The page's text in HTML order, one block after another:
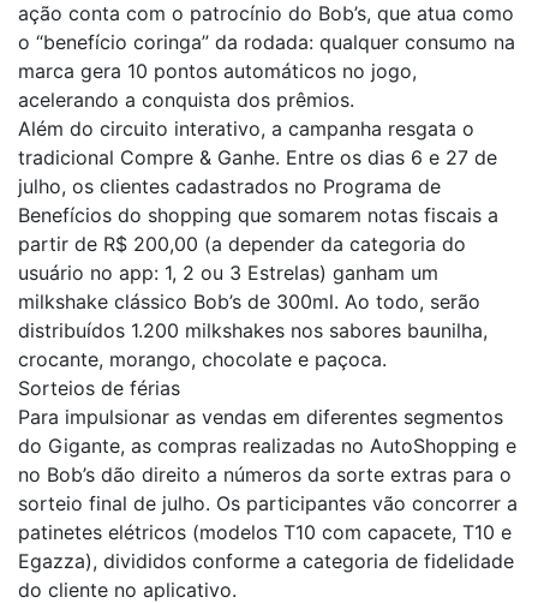
ação conta com o patrocínio do Bob’s, que atua como
o “benefício coringa” da rodada: qualquer consumo na
marca gera 10 pontos automáticos no jogo,
acelerando a conquista dos prêmios.
Além do circuito interativo, a campanha resgata o
tradicional Compre & Ganhe. Entre os dias 6 e 27 de
julho, os clientes cadastrados no Programa de
Benefícios do shopping que somarem notas fiscais a
partir de R$ 200,00 (a depender da categoria do
usuário no app: 1, 2 ou 3 Estrelas) ganham um
milkshake clássico Bob’s de 300ml. Ao todo, serão
distribuídos 1.200 milkshakes nos sabores baunilha,
crocante, morango, chocolate e paçoca.
Sorteios de férias
Para impulsionar as vendas em diferentes segmentos
do Gigante, as compras realizadas no AutoShopping e
no Bob’s dão direito a números da sorte extras para o
sorteio final de julho. Os participantes vão concorrer a
patinetes elétricos (modelos T10 com capacete, T10 e
Egazza), divididos conforme a categoria de fidelidade
do cliente no aplicativo.